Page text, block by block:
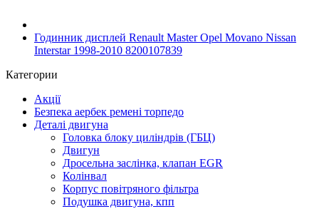
Годинник дисплей Renault Master Opel Movano Nissan
Interstar 1998-2010 8200107839
Категории
Акції
Безпека аербек ремені торпедо
Деталі двигуна
Головка блоку циліндрів (ГБЦ)
Двигун
Дросельна заслінка, клапан EGR
Колінвал
Корпус повітряного фільтра
Подушка двигуна, кпп